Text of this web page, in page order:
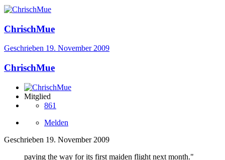
ChrischMue
Geschrieben 19. November 2009
ChrischMue
Mitglied
861
Melden
Geschrieben 19. November 2009
paving the way for its first maiden flight next month."